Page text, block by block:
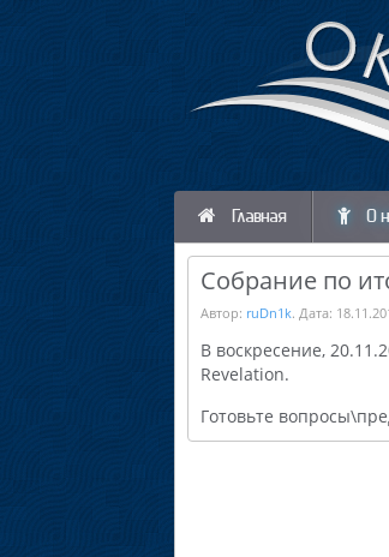
Главная О
Собрание по
Автор: ruDn1k. Дата:
В воскресение,
Revelation.
Готовьте